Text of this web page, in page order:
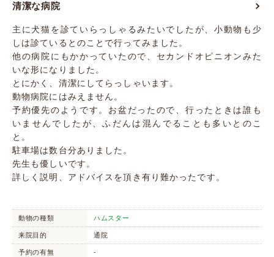
清潔な病院
主に犬猫を診ていらっしゃるみたいでしたが、小動物も少
しは診ているとのことで行ってみました。
他の病院にもかかっていたので、セカンドオピニオンみた
いな形になりました。
とにかく、清潔にしてらっしゃいます。
動物病院にはみえません。
予約優先のようです。お盆だったので、行ったときは誰も
いませんでしたが、ふだんは混んでることも多いとのこ
と。
駐車場は数台分ありました。
先生も優しいです。
詳しく説明、アドバイスを頂き有り難かったです。
動物の種類 ハムスター
来院目的 通院
予約の有無 -